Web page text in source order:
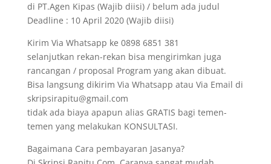
di PT.Agen Kipas (Wajib diisi) / belum ada judul
Deadline : 10 April 2020 (Wajib diisi)
Kirim Via Whatsapp ke 0898 6851 381
selanjutkan rekan-rekan bisa mengirimkan juga
rancangan / proposal Program yang akan dibuat.
Bisa langsung dikirim Via Whatsapp atau Via Email di
skripsirapitu@gmail.com
tidak ada biaya apapun alias GRATIS bagi temen-
temen yang melakukan KONSULTASI.
Bagaimana Cara pembayaran Jasanya?